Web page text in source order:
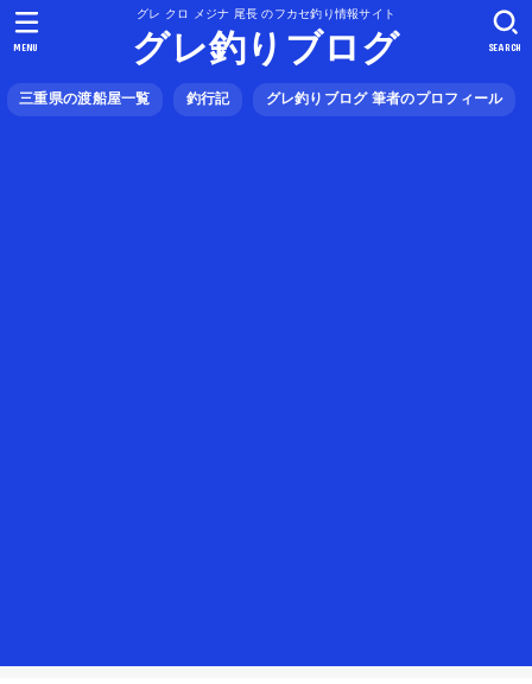
グレ クロ メジナ 尾長 のフカセ釣り情報サイト
グレ釣りブログ
三重県の渡船屋一覧 釣行記 グレ釣りブログ 筆者のプロフィール
SEARCH
MENU